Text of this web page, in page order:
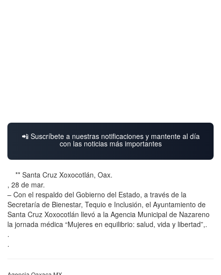
📲 Suscríbete a nuestras notificaciones y mantente al día
con las noticias más importantes
** Santa Cruz Xoxocotlán, Oax.
, 28 de mar.
– Con el respaldo del Gobierno del Estado, a través de la
Secretaría de Bienestar, Tequio e Inclusión, el Ayuntamiento de
Santa Cruz Xoxocotlán llevó a la Agencia Municipal de Nazareno
la jornada médica “Mujeres en equilibrio: salud, vida y libertad”,.
.
.